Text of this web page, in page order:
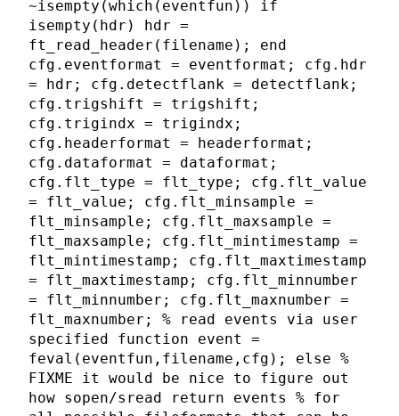
~isempty(which(eventfun)) if
isempty(hdr) hdr =
ft_read_header(filename); end
cfg.eventformat = eventformat; cfg.hdr
= hdr; cfg.detectflank = detectflank;
cfg.trigshift = trigshift;
cfg.trigindx = trigindx;
cfg.headerformat = headerformat;
cfg.dataformat = dataformat;
cfg.flt_type = flt_type; cfg.flt_value
= flt_value; cfg.flt_minsample =
flt_minsample; cfg.flt_maxsample =
flt_maxsample; cfg.flt_mintimestamp =
flt_mintimestamp; cfg.flt_maxtimestamp
= flt_maxtimestamp; cfg.flt_minnumber
= flt_minnumber; cfg.flt_maxnumber =
flt_maxnumber; % read events via user
specified function event =
feval(eventfun,filename,cfg); else %
FIXME it would be nice to figure out
how sopen/sread return events % for